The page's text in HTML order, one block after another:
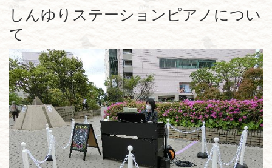
しんゆりステーションピアノについ
て